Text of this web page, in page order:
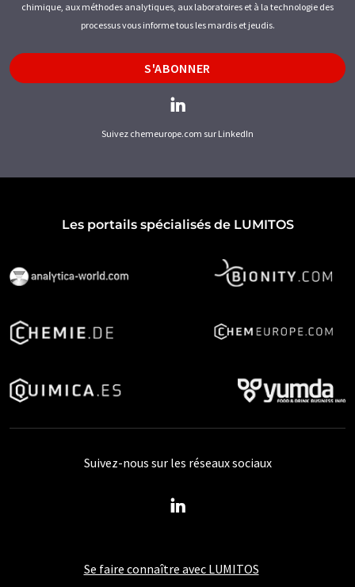
chimique, aux méthodes analytiques, aux laboratoires et à la technologie des
processus vous informe tous les mardis et jeudis.
S'ABONNER
Suivez chemeurope.com sur LinkedIn
Les portails spécialisés de LUMITOS
Se faire connaître avec LUMITOS
Suivez-nous sur les réseaux sociaux